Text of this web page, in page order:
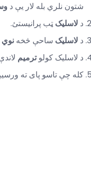
شتون نلري بله لار یې د
د لاسلیک ټب پرانیستئ.
د لاسلیک ساحې څخه نوي
د لاسلیک کولوترمیم
کله چې تاسو پای ته